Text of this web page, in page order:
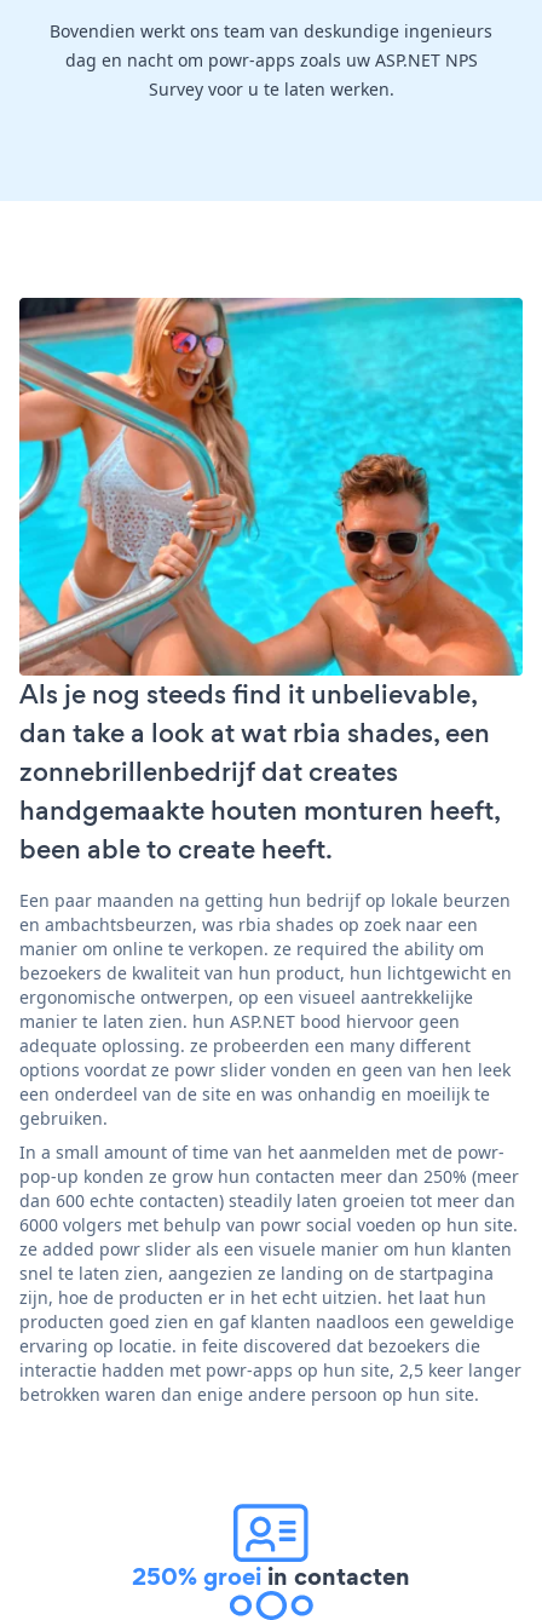
Bovendien werkt ons team van deskundige ingenieurs
dag en nacht om powr-apps zoals uw ASP.NET NPS
Survey voor u te laten werken.
Als je nog steeds find it unbelievable,
dan take a look at wat rbia shades, een
zonnebrillenbedrijf dat creates
handgemaakte houten monturen heeft,
been able to create heeft.
Een paar maanden na getting hun bedrijf op lokale beurzen
en ambachtsbeurzen, was rbia shades op zoek naar een
manier om online te verkopen. ze required the ability om
bezoekers de kwaliteit van hun product, hun lichtgewicht en
ergonomische ontwerpen, op een visueel aantrekkelijke
manier te laten zien. hun ASP.NET bood hiervoor geen
adequate oplossing. ze probeerden een many different
options voordat ze powr slider vonden en geen van hen leek
een onderdeel van de site en was onhandig en moeilijk te
gebruiken.
In a small amount of time van het aanmelden met de powr-
pop-up konden ze grow hun contacten meer dan 250% (meer
dan 600 echte contacten) steadily laten groeien tot meer dan
6000 volgers met behulp van powr social voeden op hun site.
ze added powr slider als een visuele manier om hun klanten
snel te laten zien, aangezien ze landing on de startpagina
zijn, hoe de producten er in het echt uitzien. het laat hun
producten goed zien en gaf klanten naadloos een geweldige
ervaring op locatie. in feite discovered dat bezoekers die
interactie hadden met powr-apps op hun site, 2,5 keer langer
betrokken waren dan enige andere persoon op hun site.
250% groei in contacten